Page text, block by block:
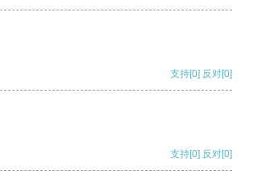
支持[0] 反对[0]
支持[0] 反对[0]